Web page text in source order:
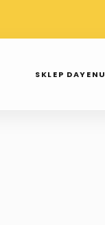
SKLEP DAYENU